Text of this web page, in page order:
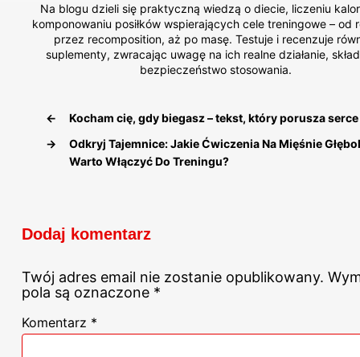
Na blogu dzieli się praktyczną wiedzą o diecie, liczeniu
komponowaniu posiłków wspierających cele treningowe – od
przez recomposition, aż po masę. Testuje i recenzuje
suplementy, zwracając uwagę na ich realne działanie,
bezpieczeństwo stosowania.
←
Kocham cię, gdy biegasz – tekst, który porusza serce
→
Odkryj Tajemnice: Jakie Ćwiczenia Na Mięśnie
Warto Włączyć Do Treningu?
Dodaj komentarz
Twój adres email nie zostanie opublikowany.
pola są oznaczone *
Komentarz *